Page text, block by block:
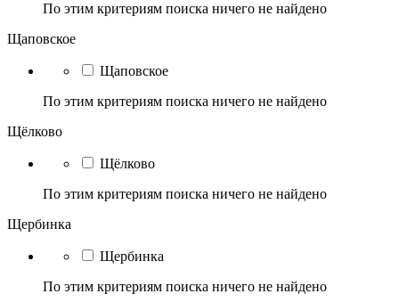
По этим критериям поиска ничего не найдено
Щаповское
Щаповское
По этим критериям поиска ничего не найдено
Щёлково
Щёлково
По этим критериям поиска ничего не найдено
Щербинка
Щербинка
По этим критериям поиска ничего не найдено